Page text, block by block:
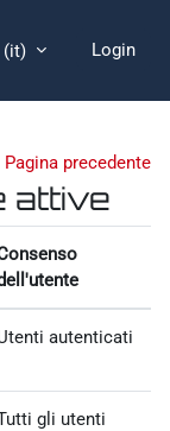
‎(it)‎ Login
Pagina precedente
attive
autenticati
gli utenti